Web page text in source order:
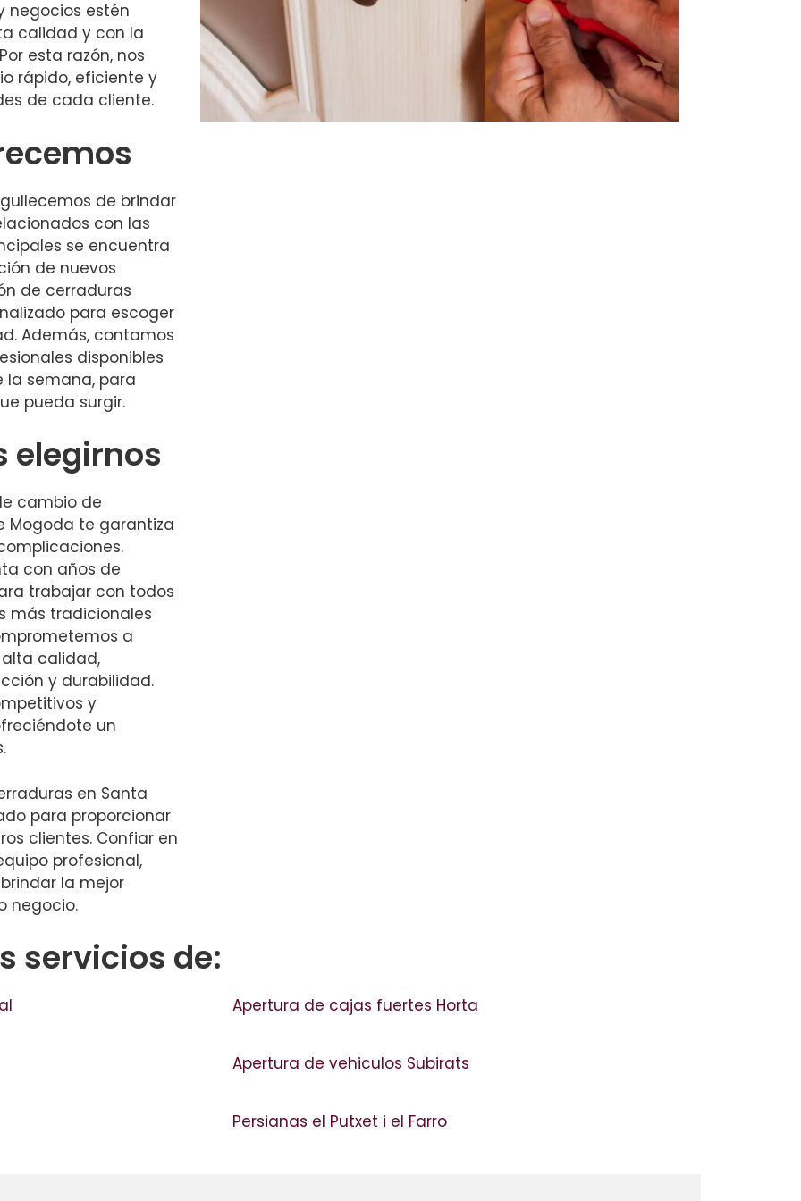
negocios estén
calidad y con la
esta razón, nos
rápido, eficiente y
de cada cliente.
de brindar
con las
se encuentra
de nuevos
de cerraduras
para escoger
Además, contamos
disponibles
la semana, para
pueda surgir.
elegirnos
cambio de
Mogoda te garantiza
con años de
trabajar con todos
más tradicionales
a
calidad,
y durabilidad.
y
un
en Santa
para proporcionar
clientes. Confiar en
profesional,
la mejor
negocio.
servicios de:
Apertura de cajas fuertes Horta
Apertura de vehiculos Subirats
Persianas el Putxet i el Farro